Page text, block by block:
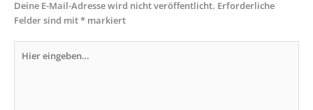
Deine E-Mail-Adresse wird nicht veröffentlicht. Erforderliche
Felder sind mit* markiert
eingeben…